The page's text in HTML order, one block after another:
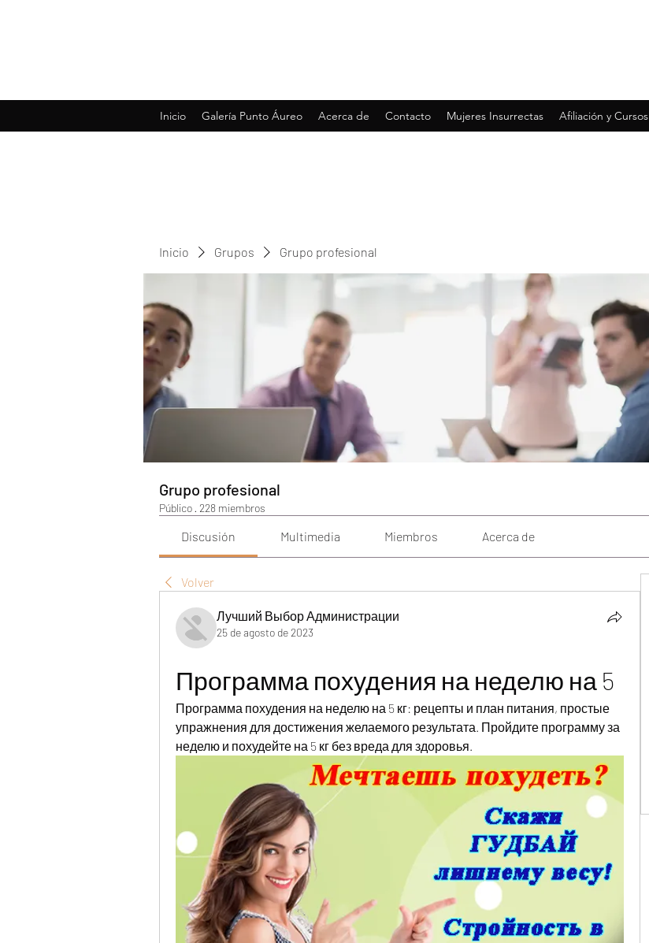
Inicio Galería Punto Áureo Acerca de Contacto Mujeres Insurrectas Afiliación y Cursos
Inicio Grupos Grupo profesional
Grupo profesional
Público · 228 miembros
Discusión Multimedia Miembros Acerca de
Volver
Лучший Выбор Администрации
25 de agosto de 2023
Программа похудения на неделю на 5
Программа похудения на неделю на 5 кг: рецепты и план питания, простые
упражнения для достижения желаемого результата. Пройдите программу за
неделю и похудейте на 5 кг без вреда для здоровья.